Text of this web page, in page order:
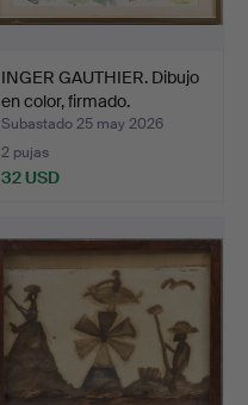
INGER GAUTHIER. Dibujo
en color, firmado.
Subastado 25 may 2026
2 pujas
32 USD